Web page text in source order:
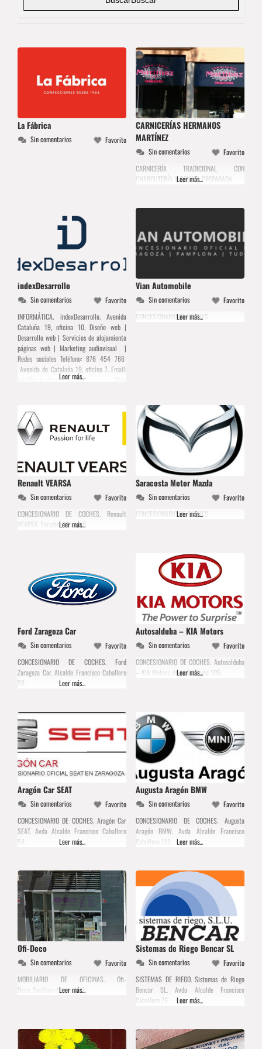
La Fábrica
Sin comentarios Favorito
CARNICERÍAS HERMANOS
MARTÍNEZ
Sin comentarios
Favorito
CARNICERÍA TRADICIONAL CON
CHARCUTERÍA Y COMIDA PREPARADA
Leer más...
indexDesarrollo
Sin comentarios
Favorito
INFORMÁTICA. indexDesarrollo. Avenida
Cataluña 19, oficina 10. Diseño web |
Desarrollo web | Servicios de alojamiento
páginas web | Marketing audiovisual |
Redes sociales Teléfono: 876 454 766
Avenida de Cataluña 19, oficina 7. Email:
info@indexdesarrollo.comWeb:
Leer más...
Vian Automobile
Sin comentarios
Favorito
CONCESIONARIO DE COCHES
Leer más...
Renault VEARSA
Sin comentarios
Favorito
CONCESIONARIO DE COCHES. Renault
VEARSA. Faraday, Miguel 6.
Leer más...
Saracosta Motor Mazda
Sin comentarios
Favorito
CONCESIONARIO DE COCHES
Leer más...
Ford Zaragoza Car
Sin comentarios
Favorito
CONCESIONARIO DE COCHES. Ford
Zaragoza Car. Alcalde Francisco Caballero
58.
Leer más...
Autosalduba – KIA Motors
Sin comentarios
Favorito
CONCESIONARIO DE COCHES. Autosalduba
– KIA Motors. Avda Cataluña 105.
Leer más...
Aragón Car SEAT
Sin comentarios
Favorito
CONCESIONARIO DE COCHES. Aragón Car
SEAT. Avda Alcalde Francisco Caballero
58.
Leer más...
Augusta Aragón BMW
Sin comentarios
Favorito
CONCESIONARIO DE COCHES. Augusta
Aragón BMW. Avda Alcalde Francisco
Caballero 112.
Leer más...
Ofi-Deco
Sin comentarios
Favorito
MOBILIARIO DE OFICINAS. Ofi-
Deco. Santiago Lapuente 3.
Leer más...
Sistemas de Riego Bencar SL
Sin comentarios
Favorito
SISTEMAS DE RIEGO. Sistemas de Riego
Bencar SL. Avda Alcalde Francisco
Caballero 76.
Leer más...